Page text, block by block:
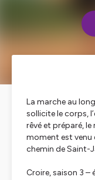
La marche au
sollicite le corps,
rêvé et préparé,
moment est venu
chemin de Saint-
Croire, saison 3 –